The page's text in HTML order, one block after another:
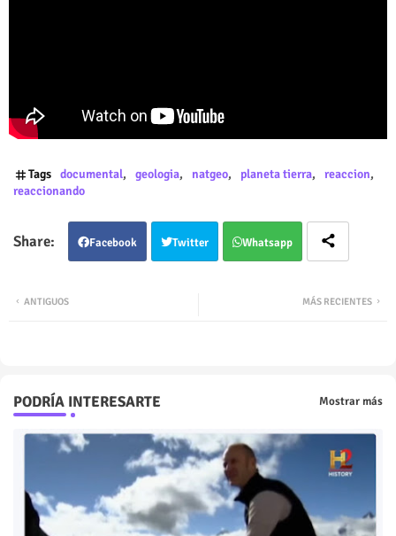
Tags documental geologia natgeo planeta tierra
reaccion
reaccionando
Facebook Twitter Whatsapp
MÁS RECIENTES
ANTIGUOS
PODRÍA INTERESARTE Mostrar más